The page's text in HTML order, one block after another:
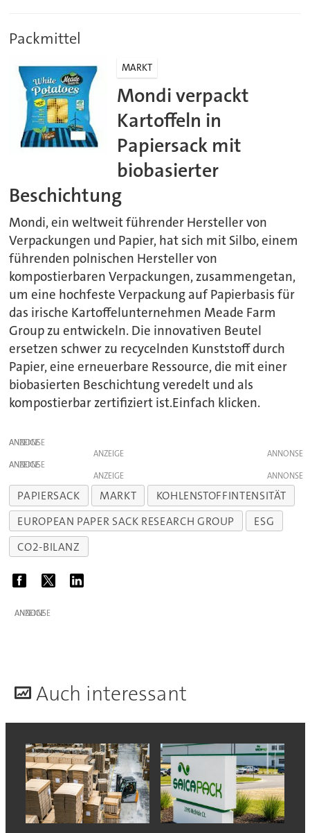
Packmittel
MARKT
Mondi verpackt
Kartoffeln in
Papiersack mit
biobasierter
Beschichtung
Mondi, ein weltweit führender Hersteller von
Verpackungen und Papier, hat sich mit Silbo, einem
führenden polnischen Hersteller von
kompostierbaren Verpackungen, zusammengetan,
um eine hochfeste Verpackung auf Papierbasis für
das irische Kartoffelunternehmen Meade Farm
Group zu entwickeln. Die innovativen Beutel
ersetzen schwer zu recycelnden Kunststoff durch
Papier, eine erneuerbare Ressource, die mit einer
biobasierten Beschichtung veredelt und als
kompostierbar zertifiziert ist.Einfach klicken.
ANZEIGE
ANZEIGE
ANZEIGE
ANZEIGE
PAPIERSACK MARKT
KOHLENSTOFFINTENSITÄT
EUROPEAN PAPER SACK RESEARCH GROUP
ESG
CO2-BILANZ
ANZEIGE
Auch interessant